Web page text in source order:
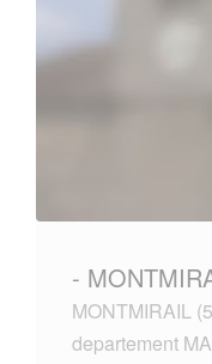
-
MONTMIRAIL
departement